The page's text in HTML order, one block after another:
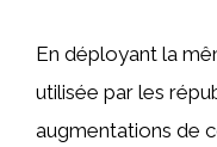
En déployant la
utilisée par les
augmentations de